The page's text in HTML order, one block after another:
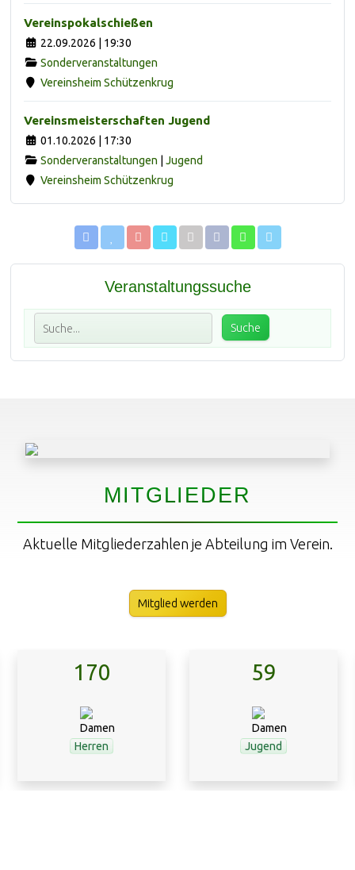
Vereinspokalschießen
22.09.2026 | 19:30
Sonderveranstaltungen
Vereinsheim Schützenkrug
Vereinsmeisterschaften Jugend
01.10.2026 | 17:30
Sonderveranstaltungen
Jugend
Vereinsheim Schützenkrug
Veranstaltungssuche
MITGLIEDER
Aktuelle Mitgliederzahlen je Abteilung im Verein.
Mitglied werden
170
Herren
59
Jugend